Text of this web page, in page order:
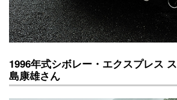
1996年式シボレー・エクスプレス
島康雄さん